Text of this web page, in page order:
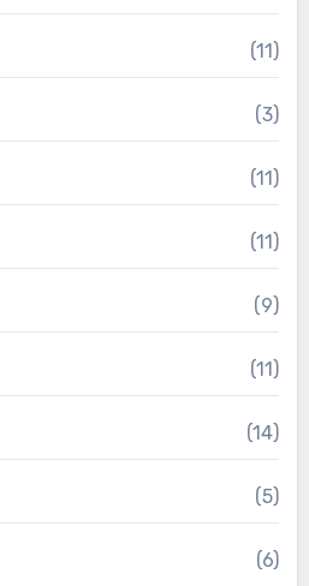
(11)
(3)
(11)
(11)
(9)
(11)
(14)
(5)
(6)